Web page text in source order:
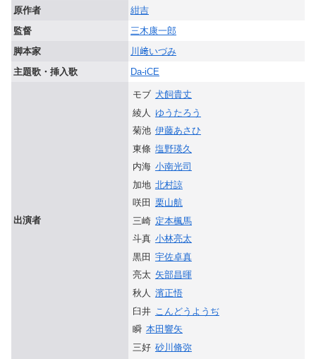
原作者
紺吉
監督
三木康一郎
脚本家
川﨑いづみ
主題歌・挿入歌
Da-iCE
出演者
モブ 犬飼貴丈
綾人 ゆうたろう
菊池 伊藤あさひ
東條 塩野瑛久
内海 小南光司
加地 北村諒
咲田 栗山航
三崎 定本楓馬
斗真 小林亮太
黒田 宇佐卓真
亮太 矢部昌暉
秋人 濱正悟
臼井
こんどうようぢ
瞬 本田響矢
三好 砂川脩弥